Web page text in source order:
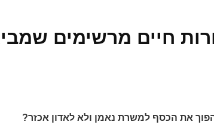
חיים מרשימים
את הכסף למשרת נאמן ולא לאדון אכזר?